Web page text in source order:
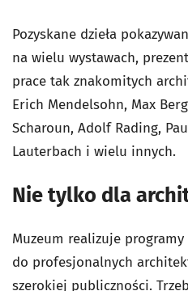
Pozyskane dzieła
na wielu wystawach,
prace tak znakomitych
Erich Mendelsohn, Max
Scharoun, Adolf Rading,
Lauterbach i wielu innych.
Nie tylko dla
Muzeum realizuje
do profesjonalnych
szerokiej publiczności.